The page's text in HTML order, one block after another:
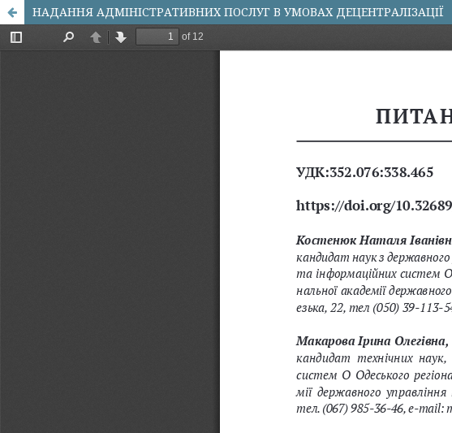
НАДАННЯ АДМІНІСТРАТИВНИХ ПОСЛУГ В УМОВАХ ДЕЦЕНТРАЛІЗАЦІЇ